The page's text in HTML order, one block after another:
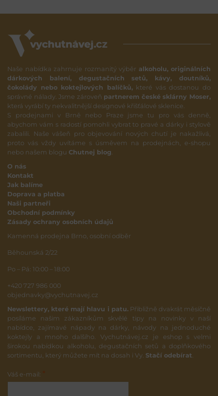
Naše nabídka zahrnuje rozmanitý výběr alkoholu, originálních
dárkových balení, degustačních setů, kávy, doutníků,
čokolády nebo koktejlových balíčků,které vás dostanou do
správné nálady. Jsme zároveň partnerem české sklárny Moser,
která vyrábí ty nekvalitnější designové křišťálové sklenice.
S prodejnami v Brně nebo Praze jsme tu pro vás denně,
abychom vám s radostí pomohli vybrat to pravé a dárky i stylově
zabalili. Naše vášeň pro objevování nových chutí je nakažlivá,
proto vás vždy uvítáme s úsměvem na prodejnách, e-shopu
nebo našem blogu Chutnej blog
O nás
Kontakt
Jak balíme
Doprava a platba
Naši partneři
Obchodní podmínky
Zásady ochrany osobních údajů
Kamenná prodejna Brno, osobní odběr
Běhounská 2/22
Po – Pá: 10:00 – 18:00
+420 727 986 000
objednavky@vychutnavej.cz
Newslettery, které mají hlavu i patu.Přibližně dvakrát měsíčně
posíláme našim zákazníkům skvělé tipy na novinky v naší
nabídce, zajímavé nápady na dárky, návody na jednoduché
koktejly a mnoho dalšího. Vychutnávej.cz je eshop s velmi
širokou nabídkou alkoholu, degustačních setů a doplňkového
sortimentu, který můžete mít na dosah i Vy. Stačí odebírat
Váš e-mail: